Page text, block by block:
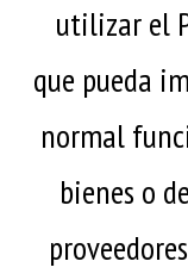
utilizar el
que pueda
normal
bienes o